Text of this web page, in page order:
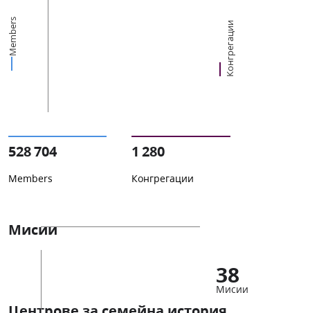
Members Конгрегации
528 704
Members
1 280
Конгрегации
Мисии
38
Мисии